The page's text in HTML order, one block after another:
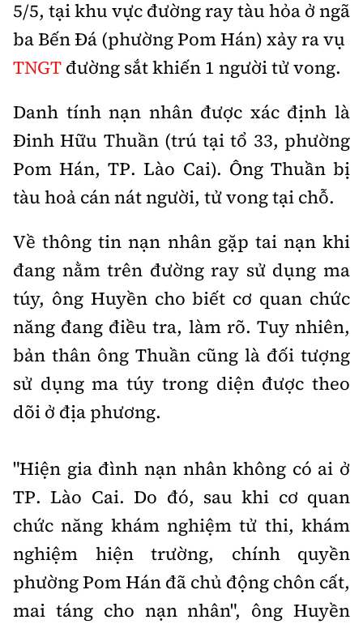
Nhà thầu
Mời thầu - Đấu thầu
Thi viết về GTVT
Gương sáng giao thông
Âm nhạc
Hậu trường sao
360 độ thể thao
Sản phẩm mới
Tư vấn
Thế giới
Thời sự Quốc tế
Thế giới giao thông
Thế giới xây dựng
Đi ++
Khám phá
Lối sống
Video
Thời sự
Câu chuyện giao thông
Giải trí - Thể thao
Cơ quan chủ quản: Bộ Xây dựng
Giấy phép số: 03/GP-BVHTTDL, cấp ngày 1/4/2025.
Tòa soạn: Số 2 Nguyễn Công Hoan, phường Giảng Võ,
Hà Nội.
Nguyễn Thị Hồng Nga
Phó Tổng biên tập:
Nguyễn Đức Thắng, La Đức Hùng
0901 514 799 0915 057 282
Email:bandoc@baoxaydung.vn
Cấm sao chép dưới mọi hình thức nếu không có sự
chấp thuận bằng văn bản.
5/5, tại khu vực đường ray tàu hỏa ở ngã
ba Bến Đá (phường Pom Hán) xảy ra vụ
TNGT đường sắt khiến 1 người tử vong.
Danh tính nạn nhân được xác định là
Đinh Hữu Thuần (trú tại tổ 33, phường
Pom Hán, TP. Lào Cai). Ông Thuần bị
tàu hoả cán nát người, tử vong tại chỗ.
Về thông tin nạn nhân gặp tai nạn khi
đang nằm trên đường ray sử dụng ma
túy, ông Huyền cho biết cơ quan chức
năng đang điều tra, làm rõ. Tuy nhiên,
bản thân ông Thuần cũng là đối tượng
sử dụng ma túy trong diện được theo
dõi ở địa phương.
"Hiện gia đình nạn nhân không có ai ở
TP. Lào Cai. Do đó, sau khi cơ quan
chức năng khám nghiệm tử thi, khám
nghiệm hiện trường, chính quyền
phường Pom Hán đã chủ động chôn cất,
mai táng cho nạn nhân", ông Huyền